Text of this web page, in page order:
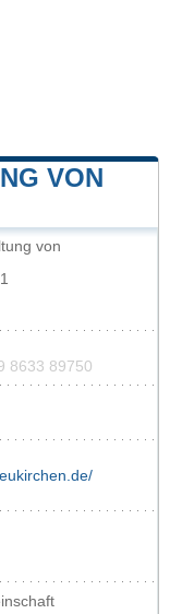
VON
von
8633 89750